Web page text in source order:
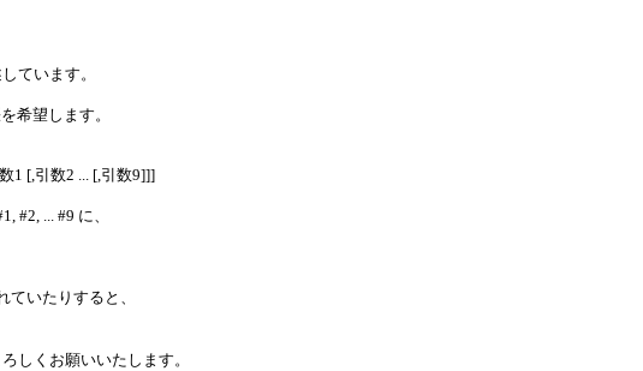
ています。
希望します。
1 [,引数2 ... [,引数9]]]
#2, ... #9 に、
いたりすると、
しくお願いいたします。